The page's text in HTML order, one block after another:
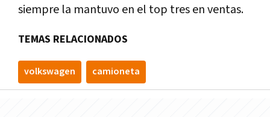
siempre la mantuvo en el top tres en ventas.
TEMAS RELACIONADOS
volkswagen camioneta